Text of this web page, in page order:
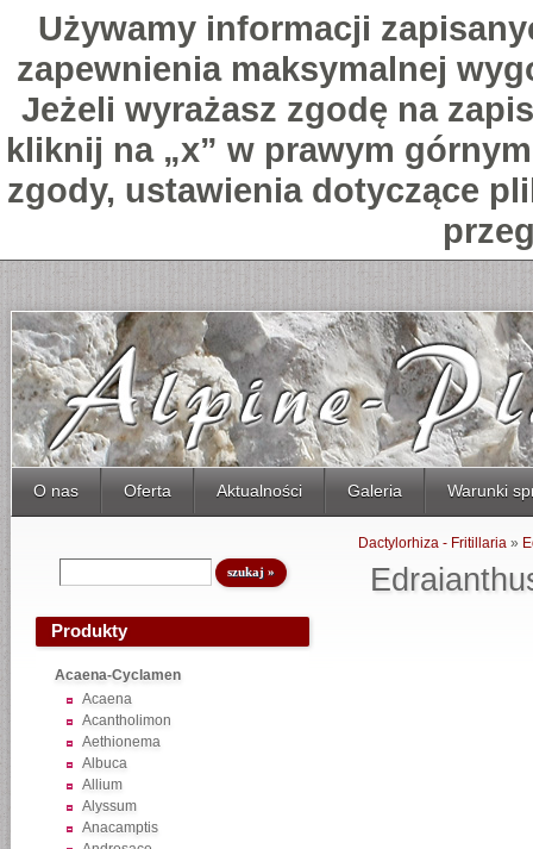
Używamy informacji
zapewnienia maksymalnej
Jeżeli wyrażasz zgodę na
kliknij na „x” w prawym
zgody, ustawienia dotyczące
O nas Oferta Aktualności Galeria Warunki
Produkty
Acaena-Cyclamen
Acaena
Acantholimon
Aethionema
Albuca
Allium
Alyssum
Anacamptis
Dactylorhiza - Fritillaria»